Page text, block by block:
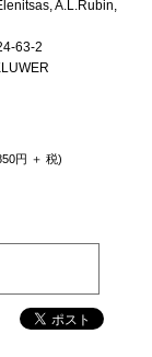
A.L.Rubin,
63-2
円 ＋ 税)